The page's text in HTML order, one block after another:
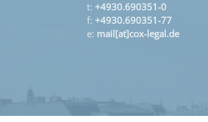
t: +4930.690351-0
f: +4930.690351-77
e: mail[at]cox-legal.de